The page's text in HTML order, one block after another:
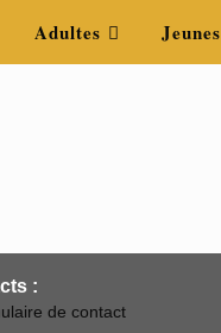
Adultes Jeunes
:
de contact